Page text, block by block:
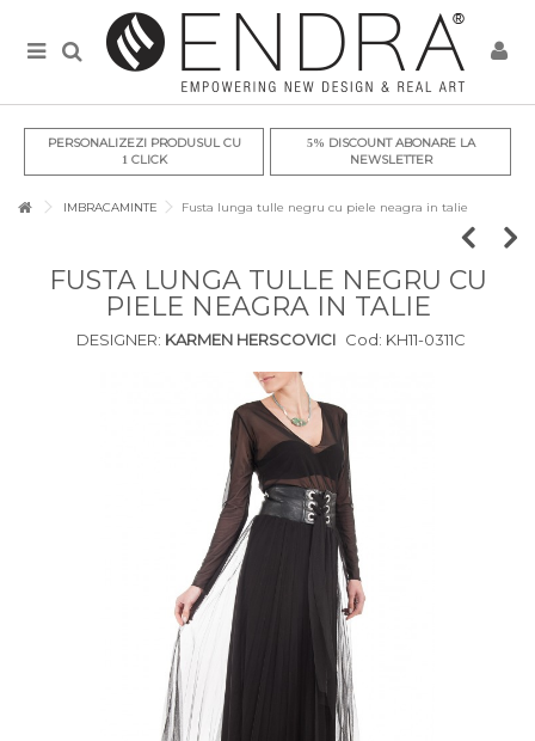
PERSONALIZEZI PRODUSUL CU
1CLICK
5% DISCOUNT ABONARE LA
NEWSLETTER
IMBRACAMINTE Fusta lunga tulle negru cu piele neagra in talie
FUSTA LUNGA TULLE NEGRU CU
PIELE NEAGRA IN TALIE
DESIGNER: KARMEN HERSCOVICI Cod: KH11-0311C